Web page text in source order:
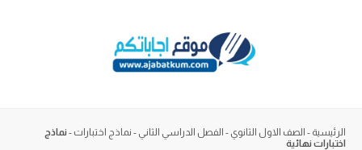
الرئيسية - الصف الاول الثانوي - الفصل الدراسي الثاني - نماذج اختبارات - نماذج
اختبارات نهائية